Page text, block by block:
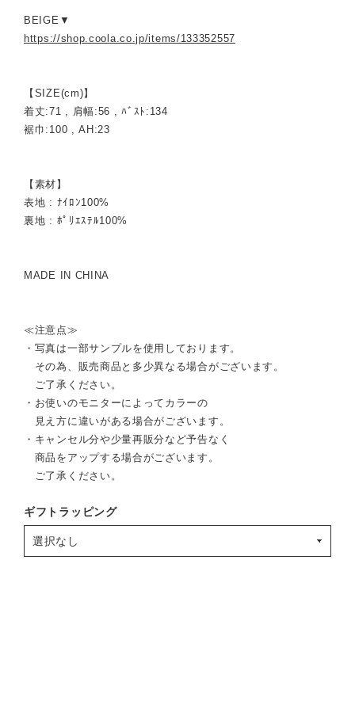
BEIGE▼
https://shop.coola.co.jp/items/133352557
【SIZE(cm)】
着丈:71 , 肩幅:56 , ﾊﾞｽﾄ:134
裾巾:100 , AH:23
【素材】
表地 : ﾅｲﾛﾝ100%
裏地 : ﾎﾟﾘｴｽﾃﾙ100%
MADE IN CHINA
≪注意点≫
・写真は一部サンプルを使用しております。
その為、販売商品と多少異なる場合がございます。
ご了承ください。
・お使いのモニターによってカラーの
見え方に違いがある場合がございます。
・キャンセル分や少量再販分など予告なく
商品をアップする場合がございます。
ご了承ください。
ギフトラッピング